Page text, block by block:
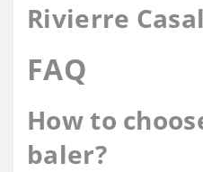
Rivierre
FAQ
How to
baler?